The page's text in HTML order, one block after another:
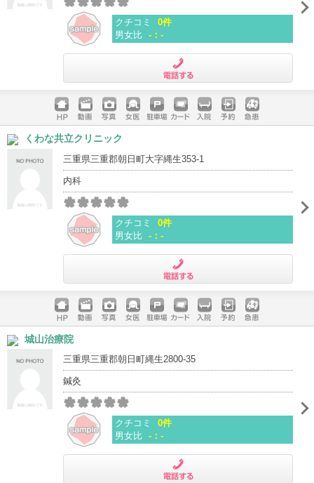
クチコミ
0件
男女比 -：-
ホームペ
ージ
動画 写真 女医 駐車場
クレジッ
入院 予約 急患
くわな共立クリニック
三重県三重郡朝日町大字縄生353-1
内科
クチコミ
0件
男女比 -：-
ホームペ
ージ
動画 写真 女医 駐車場
クレジッ
入院 予約 急患
城山治療院
三重県三重郡朝日町縄生2800-35
鍼灸
クチコミ
0件
男女比 -：-